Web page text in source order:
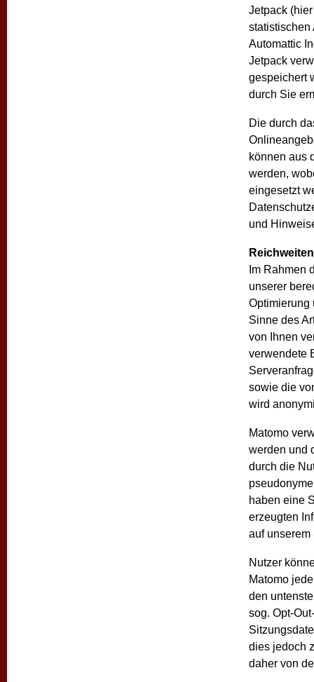
Jetpack
statistischen
Automattic
Jetpack
gespeichert
durch Sie
Die durch
können aus
werden,
eingesetzt
und
Im Rahmen
unserer
Optimierung
Sinne des
von Ihnen
verwendete
sowie die
wird
Matomo
werden und
durch die
haben eine
erzeugten
auf
Nutzer
Matomo
den
sog. Opt-
dies jedoch
daher von